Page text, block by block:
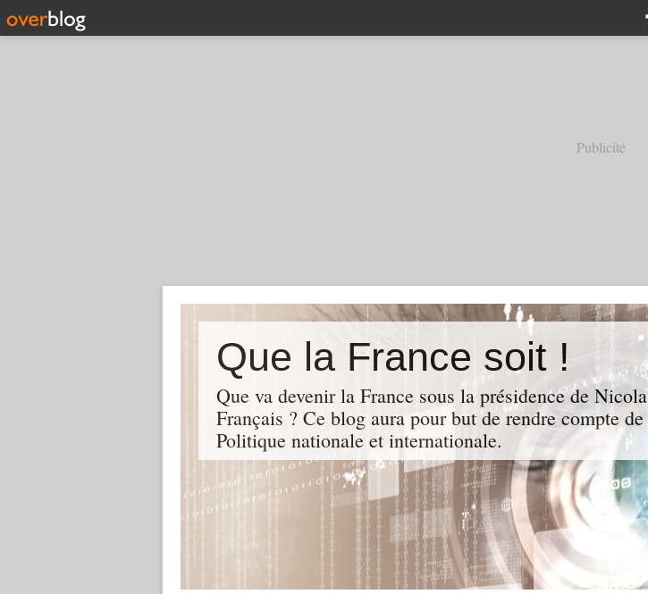
Publicité
Que la France soit !
Que va devenir la France sous la présidence de
Français ? Ce blog aura pour but de rendre compte
Politique nationale et internationale.